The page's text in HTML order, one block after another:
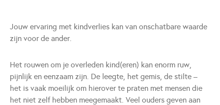
Jouw ervaring met kindverlies kan van onschatbare waarde
zijn voor de ander.
Het rouwen om je overleden kind(eren) kan enorm ruw,
pijnlijk en eenzaam zijn. De leegte, het gemis, de stilte –
het is vaak moeilijk om hierover te praten met mensen die
het niet zelf hebben meegemaakt. Veel ouders geven aan